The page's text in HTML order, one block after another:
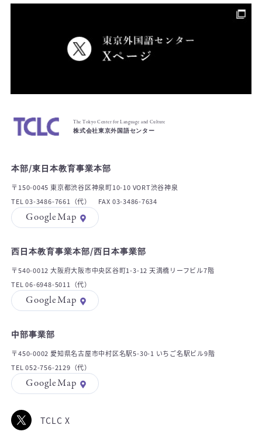
The Tokyo Center for Language and Culture
株式会社東京外国語センター
本部/東日本教育事業本部
〒150-0045 東京都渋谷区神泉町10-10 VORT渋谷神泉
TEL 03-3486-7661（代） FAX 03-3486-7634
GoogleMap
西日本教育事業本部/西日本事業部
〒540-0012 大阪府大阪市中央区谷町1-3-12 天満橋リーフビル7階
TEL 06-6948-5011（代）
GoogleMap
中部事業部
〒450-0002 愛知県名古屋市中村区名駅5-30-1 いちご名駅ビル9階
TEL 052-756-2129（代）
GoogleMap
TCLC X